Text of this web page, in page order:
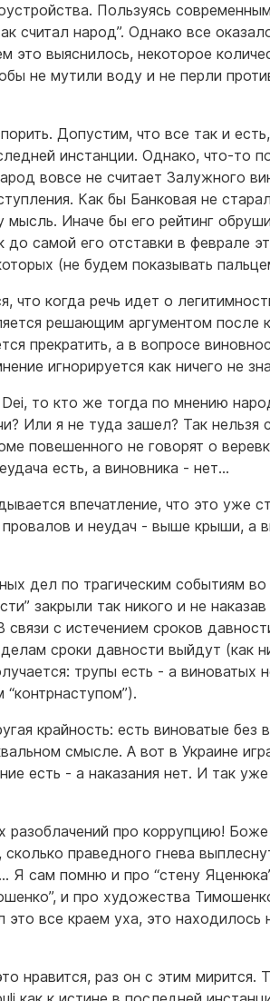
Пользуясь
считал народ”. Однако все
это выяснилось, некоторое
не мутили воду и не перли
Допустим, что все так и
инстанции. Однако, что-то
вовсе не считает Залужного
Как бы Банковая не
мысль. Иначе бы его рейтинг
самой его отставки в феврале
(не будем показывать
что когда речь идет о
решающим аргументом после
прекратить, а в вопросе
игнорируется как ничего не
то кто же тогда по мнению
Или я не туда зашел? Так нельзя
повешенного не говорят о
есть, а виновника - нет…
впечатление, что это уже
провалов и неудач - выше крыши, а
дел по трагическим событиям во
закрыли так никого и не
связи с истечением сроков
сроки давности выйдут (как
трупы есть - а виноватых
крайность: есть виноватые без
смысле. А вот в Украине
есть - а наказания нет. И так
разоблачений про коррупцию!
праведного гнева
Я сам помню и про “стену
и про художества
все краем уха, это находилось
нравится, раз он с этим мирится.